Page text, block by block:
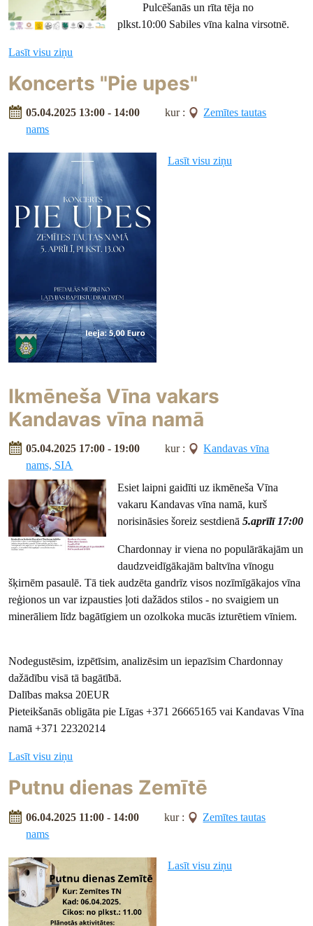
Pulcēšanās un rīta tēja no
plkst.10:00 Sabiles vīna kalna virsotnē.
Lasīt visu ziņu
Koncerts "Pie upes"
05.04.2025 13:00 - 14:00 kur :
Zemītes tautas
nams
Lasīt visu ziņu
Ikmēneša Vīna vakars
Kandavas vīna namā
05.04.2025 17:00 - 19:00 kur :
Kandavas vīna
nams, SIA
Esiet laipni gaidīti uz ikmēneša Vīna
vakaru Kandavas vīna namā, kurš
norisināsies šoreiz sestdienā5.aprīlī 17:00
Chardonnay ir viena no populārākajām un
daudzveidīgākajām baltvīna vīnogu
šķirnēm pasaulē. Tā tiek audzēta gandrīz visos nozīmīgākajos vīna
reģionos un var izpausties ļoti dažādos stilos - no svaigiem un
minerāliem līdz bagātīgiem un ozolkoka mucās izturētiem vīniem.
Nodegustēsim, izpētīsim, analizēsim un iepazīsim Chardonnay
dažādību visā tā bagātībā.
Dalības maksa 20EUR
Pieteikšanās obligāta pie Līgas +371 26665165 vai Kandavas Vīna
namā +371 22320214
Lasīt visu ziņu
Putnu dienas Zemītē
06.04.2025 11:00 - 14:00 kur :
Zemītes tautas
nams
Lasīt visu ziņu